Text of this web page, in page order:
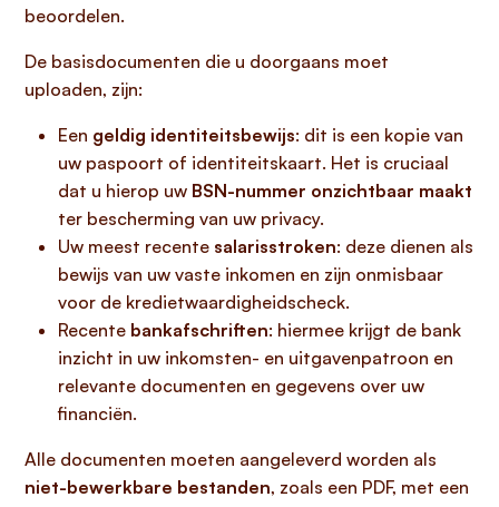
beoordelen.
De basisdocumenten die u doorgaans moet
uploaden, zijn:
Een geldig identiteitsbewijs: dit is een kopie van
uw paspoort of identiteitskaart. Het is cruciaal
dat u hierop uw BSN-nummer onzichtbaar maakt
ter bescherming van uw privacy.
Uw meest recente salarisstroken: deze dienen als
bewijs van uw vaste inkomen en zijn onmisbaar
voor de kredietwaardigheidscheck.
Recente bankafschriften: hiermee krijgt de bank
inzicht in uw inkomsten- en uitgavenpatroon en
relevante documenten en gegevens over uw
financiën.
Alle documenten moeten aangeleverd worden als
niet-bewerkbare bestanden, zoals een PDF, met een